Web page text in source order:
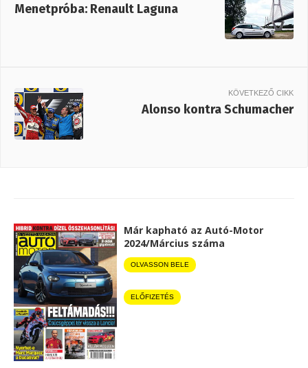
Menetpróba: Renault Laguna
KÖVETKEZŐ CIKK
Alonso kontra Schumacher
Már kapható az Autó-Motor
2024/Március száma
OLVASSON BELE
ELŐFIZETÉS